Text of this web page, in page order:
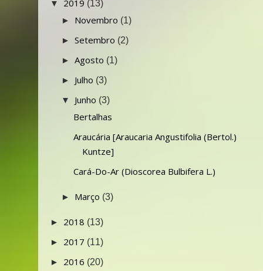
▼ 2019 (13)
► Novembro (1)
►Setembro (2)
►Agosto (1)
► Julho (3)
▼ Junho (3)
Bertalhas
Araucária [Araucaria Angustifolia (Bertol.)
Kuntze]
Cará-Do-Ar (Dioscorea Bulbifera L.)
► Março (3)
► 2018 (13)
► 2017 (11)
► 2016 (20)